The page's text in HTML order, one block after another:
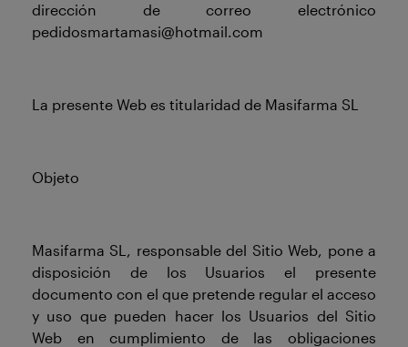
dirección de correo electrónico
pedidosmartamasi@hotmail.com
La presente Web es titularidad de Masifarma SL
Objeto
Masifarma SL, responsable del Sitio Web, pone a
disposición de los Usuarios el presente
documento con el que pretende regular el acceso
y uso que pueden hacer los Usuarios del Sitio
Web en cumplimiento de las obligaciones